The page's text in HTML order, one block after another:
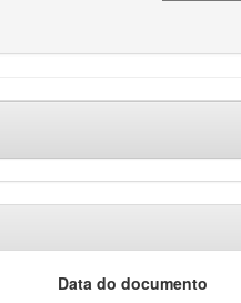
Data do documento